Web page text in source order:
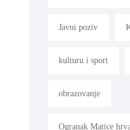
Javni poziv
kulturu i sport
obrazovanje
Ogranak Matice